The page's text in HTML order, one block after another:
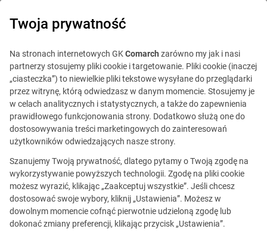
Ta oferta jest już
Twoja prywatność
Na stronach internetowych GKComarch zarówno my jak i nasi
partnerzy stosujemy pliki cookie i targetowanie. Pliki cookie (inaczej
„ciasteczka”) to niewielkie pliki tekstowe wysyłane do przeglądarki
przez witrynę, którą odwiedzasz w danym momencie. Stosujemy je
w celach analitycznych i statystycznych, a także do zapewnienia
prawidłowego funkcjonowania strony. Dodatkowo służą one do
dostosowywania treści marketingowych do zainteresowań
użytkowników odwiedzających nasze strony.
Szanujemy Twoją prywatność, dlatego pytamy o Twoją zgodę na
wykorzystywanie powyższych technologii. Zgodę na pliki cookie
możesz wyrazić, klikając „Zaakceptuj wszystkie”. Jeśli chcesz
dostosować swoje wybory, kliknij „Ustawienia”. Możesz w
dowolnym momencie cofnąć pierwotnie udzieloną zgodę lub
dokonać zmiany preferencji, klikając przycisk „Ustawienia”.